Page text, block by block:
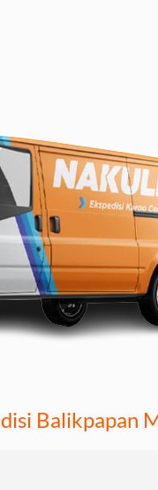
Balikpapan